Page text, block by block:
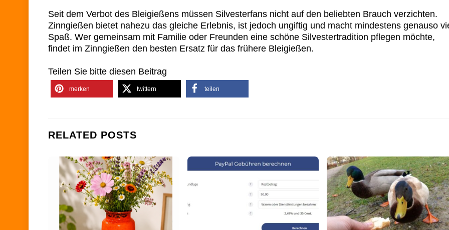
Seit dem Verbot des Bleigießens müssen Silvesterfans nicht auf den beliebten Brauch verzichten.
Zinngießen bietet nahezu das gleiche Erlebnis, ist jedoch ungiftig und macht mindestens genauso
Spaß. Wer gemeinsam mit Familie oder Freunden eine schöne Silvestertradition pflegen möchte,
findet im Zinngießen den besten Ersatz für das frühere Bleigießen.
Teilen Sie bitte diesen Beitrag
merken twittern teilen
RELATED POSTS